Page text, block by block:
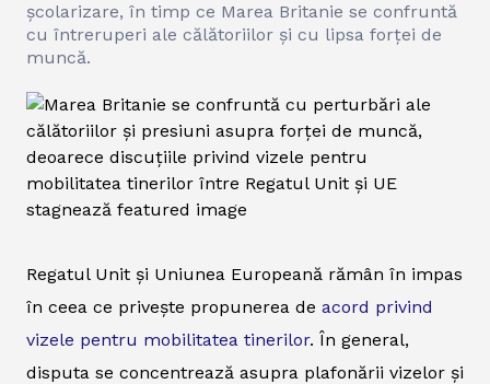
școlarizare, în timp ce Marea Britanie se confruntă
cu întreruperi ale călătoriilor și cu lipsa forței de
muncă.
Regatul Unit și Uniunea Europeană rămân în impas
în ceea ce privește propunerea de acord privind
vizele pentru mobilitatea tinerilor. În general,
disputa se concentrează asupra plafonării vizelor și